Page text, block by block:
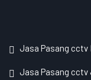
Jasa Pasang cctv
Jasa Pasang cctv